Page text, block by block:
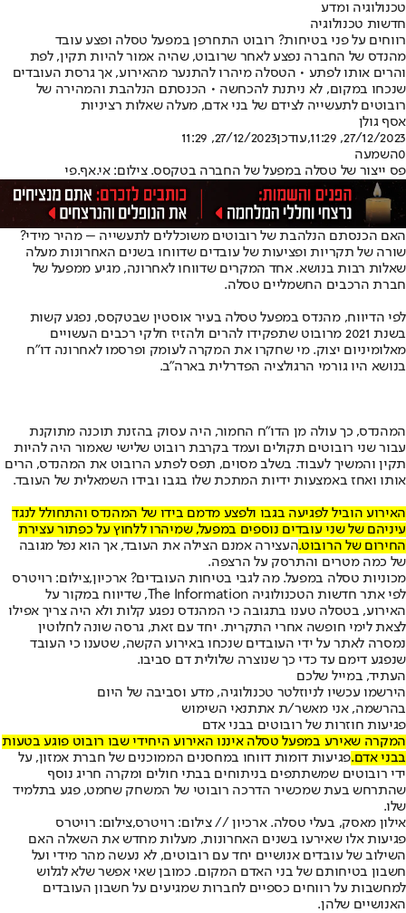
טכנולוגיה ומדע
חדשות טכנולוגיה
רווחים על פני בטיחות? רובוט התחרפן במפעל טסלה ופצע עובד
מהנדס של החברה נפצע לאחר שרובוט, שהיה אמור להיות תקין, לפת
והרים אותו לפתע • הטסלה מיהרו להתנער מהאירוע, אך גרסת העובדים
שנכחו במקום, לא ניתנת להכחשה • הכנסתם הנלהבת והמהירה של
רובוטים לתעשייה לצידם של בני אדם, מעלה שאלות רציניות
אסף גולן
27/12/2023, 11:29
,עודכן27/12/2023, 11:29
0השמעה
פס ייצור של טסלה במפעל של החברה בטקסס. צילום: אי.אף.פי
האם הכנסתם הנלהבת של רובוטים משוכללים לתעשייה – מהיר מידי?
שורה של תקריות ופציעות של עובדים שדווחו בשנים האחרונות מעלה
שאלות רבות בנושא. אחד המקרים שדווחו לאחרונה, מגיע ממפעל של
חברת הרכבים החשמליים טסלה.
לפי הדיווח, מהנדס במפעל טסלה בעיר אוסטין שבטקסס, נפגע קשות
בשנת 2021 מרובוט שתפקידו להרים ולהזיז חלקי רכבים העשויים
מאלומיניום יצוק. מי שחקרו את המקרה לעומק ופרסמו לאחרונה דו"ח
בנושא היו גורמי הרגולציה הפדרלית בארה"ב.
המהנדס, כך עולה מן הדו"ח החמור, היה עסוק בהזנת תוכנה מתוקנת
עבור שני רובוטים תקולים ועמד בקרבת רובוט שלישי שאמור היה להיות
תקין והמשיך לעבוד. בשלב מסוים, תפס לפתע הרובוט את המהנדס, הרים
אותו ואחז באמצעות ידיות המתכת שלו בגבו ובידו השמאלית של העובד.
האירוע הוביל לפגיעה בגבו ולפצע מדמם בידו של המהנדס והתחולל לנגד
עיניהם של שני עובדים נוספים במפעל, שמיהרו ללחוץ על כפתור עצירת
החירום של הרובוט.העצירה אמנם הצילה את העובד, אך הוא נפל מגובה
של כמה מטרים והתרסק על הרצפה.
מכוניות טסלה במפעל. מה לגבי בטיחות העובדים? ארכיון,צילום: רויטרס
לפי אתר חדשות הטכנולוגיה The Information, שדיווח במקור על
האירוע, בטסלה טענו בתגובה כי המהנדס נפגע קלות ולא היה צריך אפילו
לצאת לימי חופשה אחרי התקרית. יחד עם זאת, גרסה שונה לחלוטין
נמסרה לאתר על ידי העובדים שנכחו באירוע הקשה, שטענו כי העובד
שנפגע דימם עד כדי כך שנוצרה שלולית דם סביבו.
העתיד, במייל שלכם
הירשמו עכשיו לניוזלטר טכנולוגיה, מדע וסביבה של היום
בהרשמה, אני מאשר/ת אתתנאי השימוש
פגיעות חוזרות של רובוטים בבני אדם
המקרה שאירע במפעל טסלה איננו האירוע היחידי שבו רובוט פוגע בטעות
בבני אדם.פגיעות דומות דווחו במחסנים הממוכנים של חברת אמזון, על
ידי רובוטים שמשתתפים בניתוחים בבתי חולים ומקרה חריג נוסף
שהתרחש בעת שמכשיר הדרכה רובוטי של המשחק שחמט, פגע בתלמיד
שלו.
אילון מאסק, בעלי טסלה. ארכיון // צילום: רויטרס,צילום: רויטרס
פגיעות אלו שאירעו בשנים האחרונות, מעלות מחדש את השאלה האם
השילוב של עובדים אנושיים יחד עם רובוטים, לא נעשה מהר מידי ועל
חשבון בטיחותם של בני האדם המקום. כמובן שאי אפשר שלא לגלוש
למחשבות על רווחים כספיים לחברות שמגיעים על חשבון העובדים
האנושיים שלהן.